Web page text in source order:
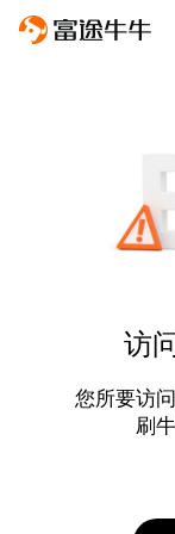
访
您所要访
刷